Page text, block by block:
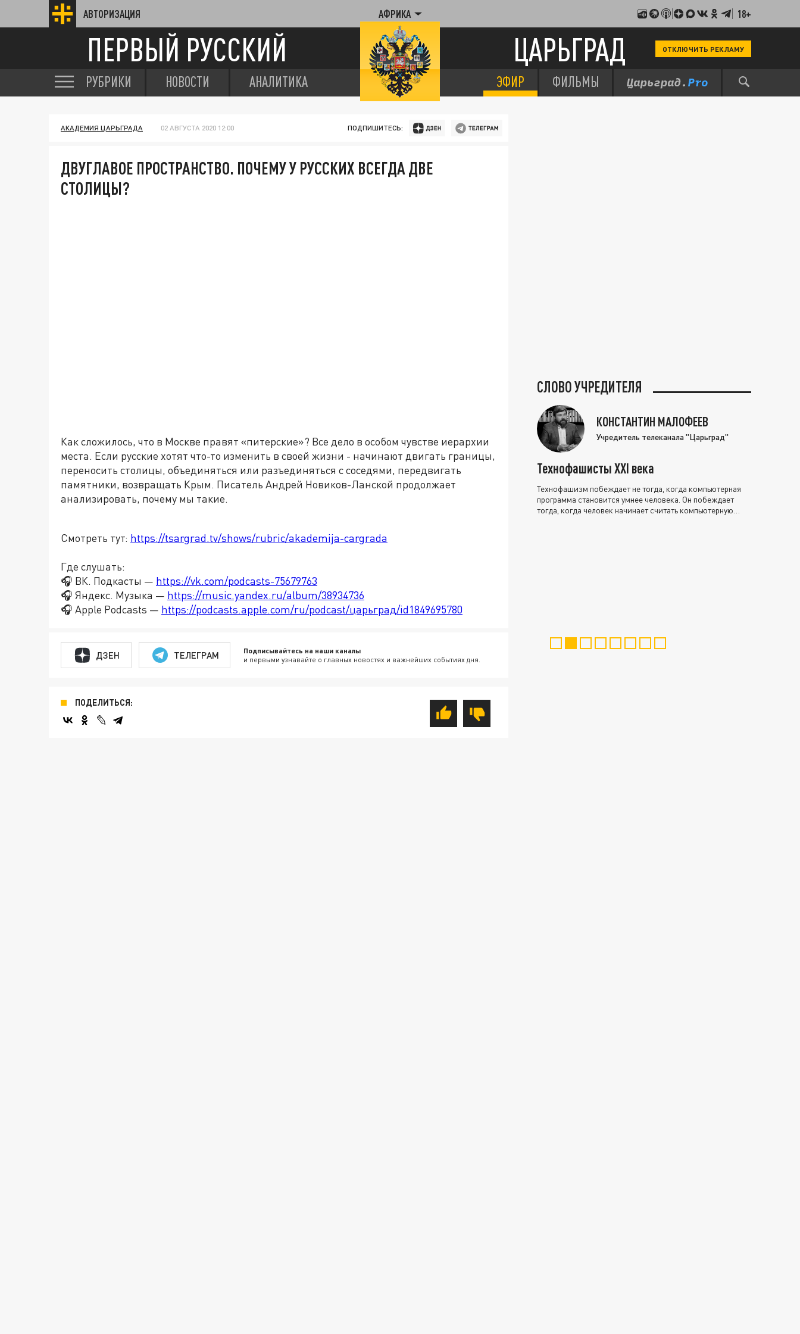
АВТОРИЗАЦИЯ АФРИКА 18+
ПЕРВЫЙ РУССКИЙ ЦАРЬГРАД ОТКЛЮЧИТЬ РЕКЛАМУ
РУБРИКИ НОВОСТИ АНАЛИТИКА ЭФИР ФИЛЬМЫ
АКАДЕМИЯ ЦАРЬГРАДА 02 АВГУСТА 2020 12:00 ПОДПИШИТЕСЬ:
ДВУГЛАВОЕ ПРОСТРАНСТВО. ПОЧЕМУ У РУССКИХ ВСЕГДА ДВЕ
СТОЛИЦЫ?
Как сложилось, что в Москве правят «питерские»? Все дело в особом чувстве иерархии
места. Если русские хотят что-то изменить в своей жизни - начинают двигать границы,
переносить столицы, объединяться или разъединяться с соседями, передвигать
памятники, возвращать Крым. Писатель Андрей Новиков-Ланской продолжает
анализировать, почему мы такие.
Смотреть тут: https://tsargrad.tv/shows/rubric/akademija-cargrada
Где слушать:
🎧 ВК. Подкасты — https://vk.com/podcasts-75679763
🎧 Яндекс. Музыка — https://music.yandex.ru/album/38934736
🎧 Apple Podcasts — https://podcasts.apple.com/ru/podcast/царьград/id1849695780
ДЗЕН ТЕЛЕГРАМ Подписывайтесь на наши каналы
и первыми узнавайте о главных новостях и важнейших событиях дня.
ПОДЕЛИТЬСЯ:
СЛОВО УЧРЕДИТЕЛЯ
КОНСТАНТИН МАЛОФЕЕВ
Учредитель телеканала "Царьград"
Технофашисты XXI века
Технофашизм побеждает не тогда, когда компьютерная
программа становится умнее человека. Он побеждает
тогда, когда человек начинает считать компьютерную